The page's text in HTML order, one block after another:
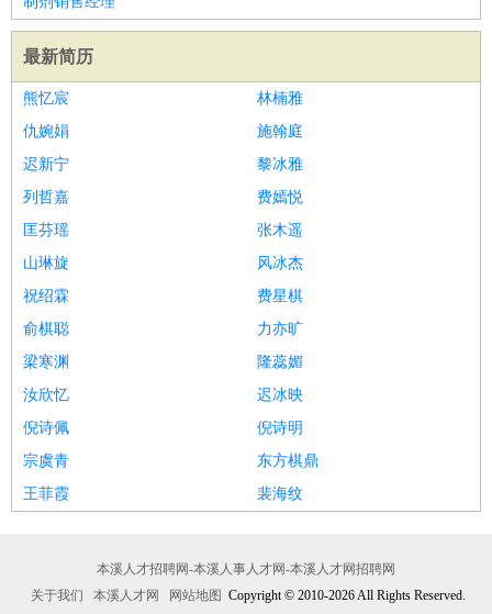
最新简历
熊忆宸
林楠雅
仇婉娟
施翰庭
迟新宁
黎冰雅
列哲嘉
费嫣悦
匡芬瑶
张木遥
山琳旋
风冰杰
祝绍霖
费星棋
俞棋聪
力亦旷
梁寒渊
隆蕊媚
汝欣忆
迟冰映
倪诗佩
倪诗明
宗虞青
东方棋鼎
王菲霞
裴海纹
本溪人才招聘网-本溪人事人才网-本溪人才网招聘网
关于我们
本溪人才网 网站地图 Copyright © 2010-2026 All Rights Reserved.